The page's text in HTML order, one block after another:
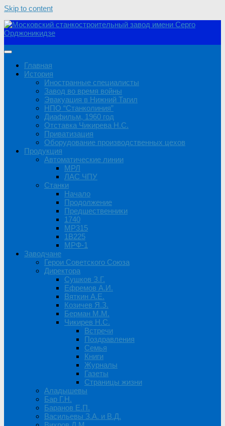
Skip to content
Главная
История
Иностранные специалисты
Завод во время войны
Эвакуация в Нижний Тагил
НПО “Станколиния”
Диафильм, 1960 год
Отставка Чикирева Н.С.
Приватизация
Оборудование производственных цехов
Продукция
Автоматические линии
МРЛ
ЛАС ЧПУ
Станки
Начало
Продолжение
Предшественники
1740
MP315
1B225
МРФ-1
Заводчане
Герои Советского Союза
Директора
Сушков З.Г.
Ефремов А.И.
Вяткин А.Е.
Козичев Я.З.
Берман М.М.
Чикирев Н.С.
Встречи
Поздравления
Семья
Книги
Журналы
Газеты
Страницы жизни
Аладышевы
Бар Г.Н.
Баранов Е.П.
Васильевы З.А. и В.Д.